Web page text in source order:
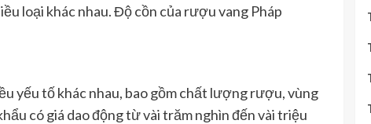
loại khác nhau. Độ cồn của rượu vang Pháp
yếu tố khác nhau, bao gồm chất lượng rượu, vùng
có giá dao động từ vài trăm nghìn đến vài triệu